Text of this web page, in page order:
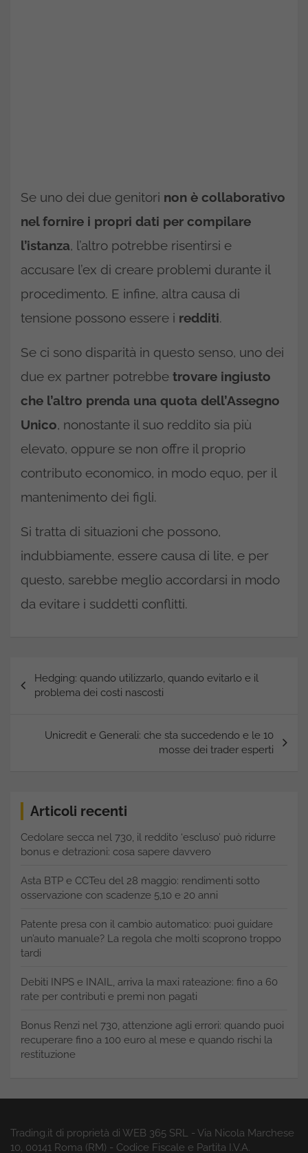
Se uno dei due genitori non è collaborativo
nel fornire i propri dati per compilare
l’istanza, l’altro potrebbe risentirsi e
accusare l’ex di creare problemi durante il
procedimento. E infine, altra causa di
tensione possono essere i redditi.
Se ci sono disparità in questo senso, uno dei
due ex partner potrebbe trovare ingiusto
che l’altro prenda una quota dell’Assegno
Unico, nonostante il suo reddito sia più
elevato, oppure se non offre il proprio
contributo economico, in modo equo, per il
mantenimento dei figli.
Si tratta di situazioni che possono,
indubbiamente, essere causa di lite, e per
questo, sarebbe meglio accordarsi in modo
da evitare i suddetti conflitti.
articoli
Hedging: quando utilizzarlo, quando evitarlo e il
problema dei costi nascosti
Unicredit e Generali: che sta succedendo e le 10
mosse dei trader esperti
Articoli recenti
Cedolare secca nel 730, il reddito ‘escluso’ può ridurre
bonus e detrazioni: cosa sapere davvero
Asta BTP e CCTeu del 28 maggio: rendimenti sotto
osservazione con scadenze 5,10 e 20 anni
Patente presa con il cambio automatico: puoi guidare
un’auto manuale? La regola che molti scoprono troppo
tardi
Debiti INPS e INAIL, arriva la maxi rateazione: fino a 60
rate per contributi e premi non pagati
Bonus Renzi nel 730, attenzione agli errori: quando puoi
recuperare fino a 100 euro al mese e quando rischi la
restituzione
Trading.it di proprietà di WEB 365 SRL - Via Nicola Marchese
10, 00141 Roma (RM) - Codice Fiscale e Partita I.V.A.